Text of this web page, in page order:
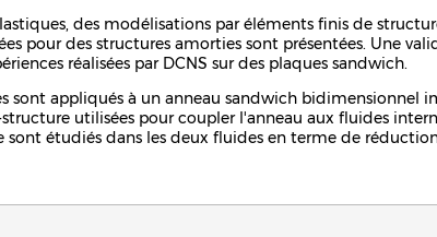
des modélisations par éléments finis de
pour des structures amorties sont présentées. Une
réalisées par DCNS sur des plaques sandwich.
sont appliqués à un anneau sandwich bidimensionnel
utilisées pour coupler l'anneau aux fluides
sont étudiés dans les deux fluides en terme de